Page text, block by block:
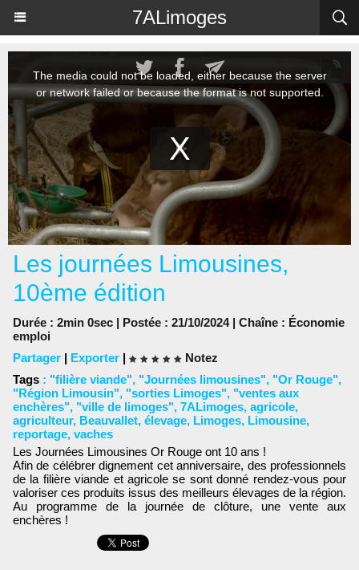
7ALimoges
Les journées Limousines,
10ème édition
Durée : 2min 0sec | Postée : 21/10/2024 | Chaîne : Économie
emploi
Partager | Exporter |
Notez
Tags : "filière viande", "Journées limousines", "Or Rouge",
"Région Limousin", "sorties Limoges", "ventes aux
enchères", "ville de limoges", 7ALimoges, agricole,
agriculteur, Beauvallet, élevage, Limoges, Limousine,
reportage, vaches
Les Journées Limousines Or Rouge ont 10 ans !
Afin de célébrer dignement cet anniversaire, des professionnels
de la filière viande et agricole se sont donné rendez-vous pour
valoriser ces produits issus des meilleurs élevages de la région.
Au programme de la journée de clôture, une vente aux
enchères !